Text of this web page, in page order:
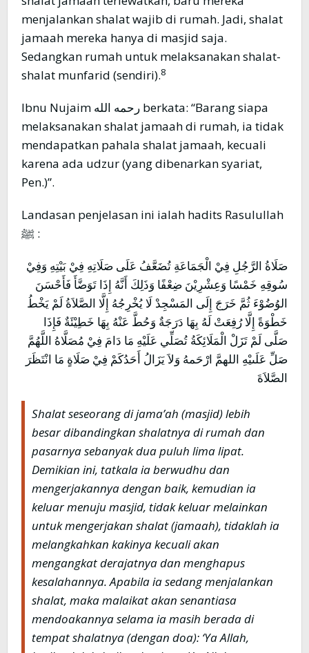
menjalankan shalat wajib di rumah. Jadi, shalat
jamaah mereka hanya di masjid saja.
Sedangkan rumah untuk melaksanakan shalat-
shalat munfarid (sendiri).8
Ibnu Nujaim رحمه الله berkata: “Barang siapa
melaksanakan shalat jamaah di rumah, ia tidak
mendapatkan pahala shalat jamaah, kecuali
karena ada udzur (yang dibenarkan syariat,
Pen.)”.
Landasan penjelasan ini ialah hadits Rasulullah
ﷺ :
صَلَاةُ الرَّجُلِ فِيْ الْجَمَاعَةِ تُضَعَّفُ عَلَى صَلَاتِهِ فِيْ بَيْتِهِ وَفِيْ
سُوقِهِ خَمْسًا وَعِشْرِيْنَ ضِعْفًا وَذَلِكَ أَنَّهُ إِذَا تَوَضَّأَ فَأَحْسَنَ
الوُضُوْءَ ثُمَّ خَرَجَ إِلَى المَسْجِدْ لَا يُخْرِجُهُ إِلَّا الصَّلاَةُ لَمْ يَخْطُ
خَطْوَةً إِلَّا رُفِعَتْ لَهُ بِهَا دَرَجَةٌ وَحُطَّ عَنْهُ بِهَا خَطِيْئَةٌ فَإِذَا
صَلَّى لَمْ تَزَلْ الْمَلَائِكَةُ تُصَلِّي عَلَيْهِ مَا دَامَ فِيْ مُصَلَّاهُ اللَّهُمَّ
صَلِّ عَلَىيْهِ اللهمَّ ارْحَمهُ وَلاَ يَزَالُ أَحَدُكَمْ فِيْ صَلَاةٍ مَا انْتَظَرَ
الصَّلاَةَ
Shalat seseorang di jama’ah (masjid) lebih
besar dibandingkan shalatnya di rumah dan
pasarnya sebanyak dua puluh lima lipat.
Demikian ini, tatkala ia berwudhu dan
mengerjakannya dengan baik, kemudian ia
keluar menuju masjid, tidak keluar melainkan
untuk mengerjakan shalat (jamaah), tidaklah ia
melangkahkan kakinya kecuali akan
mengangkat derajatnya dan menghapus
kesalahannya. Apabila ia sedang menjalankan
shalat, maka malaikat akan senantiasa
mendoakannya selama ia masih berada di
tempat shalatnya (dengan doa): ‘Ya Allah,